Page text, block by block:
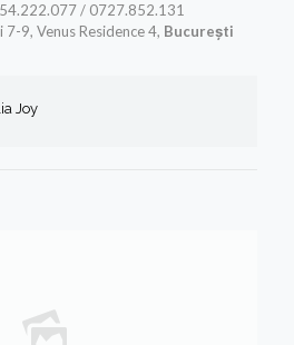
/ 0727.852.131
9, Venus Residence 4, București
Joy